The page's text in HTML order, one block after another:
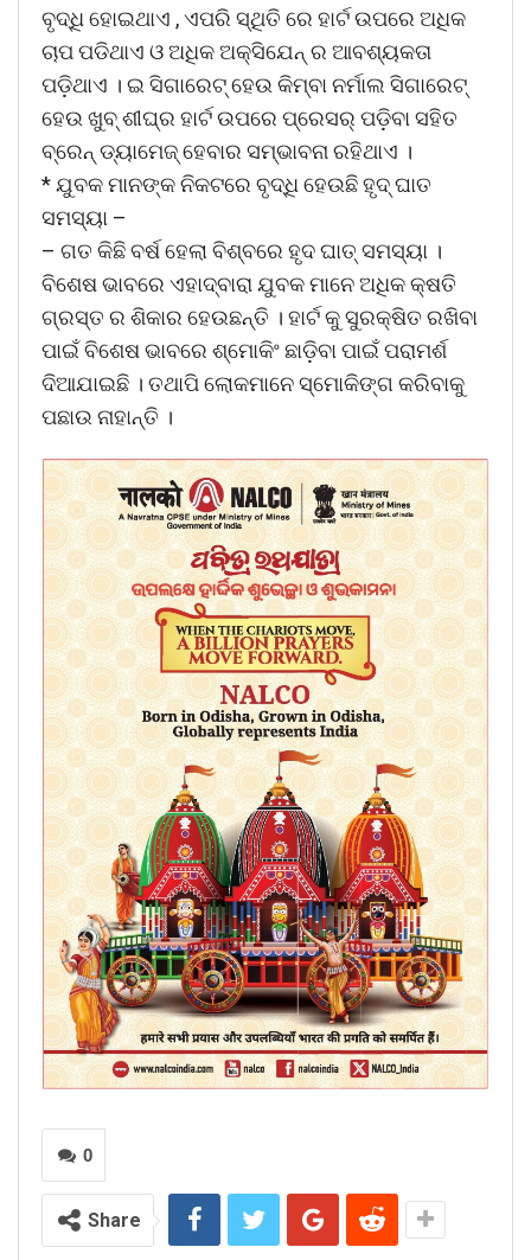
ବୃଦ୍ଧି ହୋଇଥାଏ , ଏପରି ସ୍ଥିତି ରେ ହାର୍ଟ ଉପରେ ଅଧିକ
ଚାପ ପଡିଥାଏ ଓ ଅଧିକ ଅକ୍ସିଯେନ୍ ର ଆବଶ୍ୟକତା
ପଡ଼ିଥାଏ । ଇ ସିଗାରେଟ୍ ହେଉ କିମ୍ବା ନର୍ମାଲ ସିଗାରେଟ୍
ହେଉ ଖୁବ୍ ଶୀଘ୍ର ହାର୍ଟ ଉପରେ ପ୍ରେସର୍ ପଡ଼ିବା ସହିତ
ବ୍ରେନ୍ ଡ୍ୟାମେଜ୍ ହେବାର ସମ୍ଭାବନା ରହିଥାଏ ।
* ଯୁବକ ମାନଙ୍କ ନିକଟରେ ବୃଦ୍ଧି ହେଉଛି ହୃଦ୍ ଘାତ
ସମସ୍ୟା –
– ଗତ କିଛି ବର୍ଷ ହେଲା ବିଶ୍ବରେ ହୃଦ ଘାତ୍ ସମସ୍ୟା ।
ବିଶେଷ ଭାବରେ ଏହାଦ୍ବାରା ଯୁବକ ମାନେ ଅଧିକ କ୍ଷତି
ଗ୍ରସ୍ତ ର ଶିକାର ହେଉଛନ୍ତି । ହାର୍ଟ କୁ ସୁରକ୍ଷିତ ରଖିବା
ପାଇଁ ବିଶେଷ ଭାବରେ ଶ୍ମୋକିଂ ଛାଡ଼ିବା ପାଇଁ ପରାମର୍ଶ
ଦିଆଯାଇଛି । ତଥାପି ଲୋକମାନେ ସ୍ମୋକିଙ୍ଗ କରିବାକୁ
ପଛାଉ ନାହାନ୍ତି ।
0
Share